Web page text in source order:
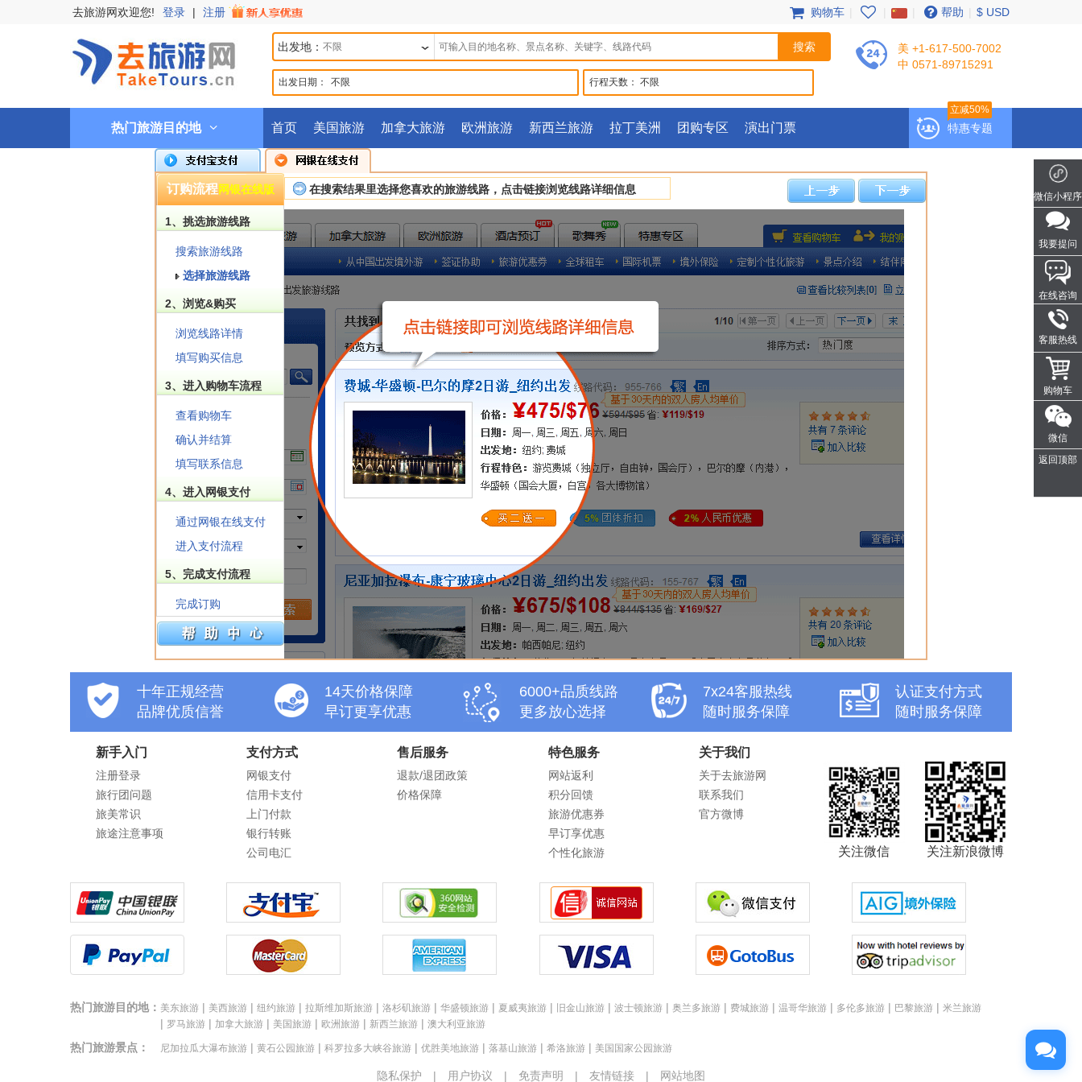
去旅游网欢迎您! 登录 | 注册 购物车 帮助 $ USD
出发地：
出发日期： 不限 行程天数： 不限
美 +1-617-500-7002
中 0571-89715291
热门旅游目的地 首页 美国旅游 加拿大旅游 欧洲旅游 新西兰旅游 拉丁美洲 团购专区 演出门票 特惠专题
立减50%
订购流程网银在线版
1、挑选旅游线路
搜索旅游线路
选择旅游线路
2、浏览&购买
浏览线路详情
填写购买信息
3、进入购物车流程
查看购物车
确认并结算
填写联系信息
4、进入网银支付
通过网银在线支付
进入支付流程
5、完成支付流程
完成订购
在搜索结果里选择您喜欢的旅游线路，点击链接浏览线路详细信息
微信小程序
我要提问
在线咨询
客服热线
购物车
微信
返回顶部
十年正规经营
品牌优质信誉
14天价格保障
早订更享优惠
6000+品质线路
更多放心选择
7x24客服热线
随时服务保障
认证支付方式
随时服务保障
新手入门
注册登录
旅行团问题
旅美常识
旅途注意事项
支付方式
网银支付
信用卡支付
上门付款
银行转账
公司电汇
售后服务
退款/退团政策
价格保障
特色服务
网站返利
积分回馈
旅游优惠券
早订享优惠
个性化旅游
关于我们
关于去旅游网
联系我们
官方微博
关注微信 关注新浪微博
热门旅游目的地： 美东旅游 | 美西旅游 | 纽约旅游 | 拉斯维加斯旅游 | 洛杉矶旅游 | 华盛顿旅游 | 夏威夷旅游 | 旧金山旅游 | 波士顿旅游 | 奥兰多旅游 | 费城旅游 | 温哥华旅游 | 多伦多旅游 | 巴黎旅游 | 米兰旅游
| 罗马旅游 | 加拿大旅游 | 美国旅游 | 欧洲旅游 | 新西兰旅游 | 澳大利亚旅游
热门旅游景点： 尼加拉瓜大瀑布旅游 | 黄石公园旅游 | 科罗拉多大峡谷旅游 | 优胜美地旅游 | 落基山旅游 | 希洛旅游 | 美国国家公园旅游
隐私保护 | 用户协议 | 免责声明 | 友情链接 | 网站地图